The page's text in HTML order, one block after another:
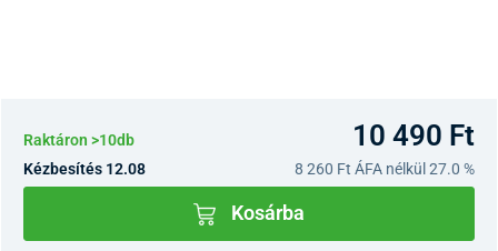
Raktáron >10db 10 490 Ft
Kézbesítés 12.08 8 260 Ft ÁFA nélkül 27.0 %
Kosárba